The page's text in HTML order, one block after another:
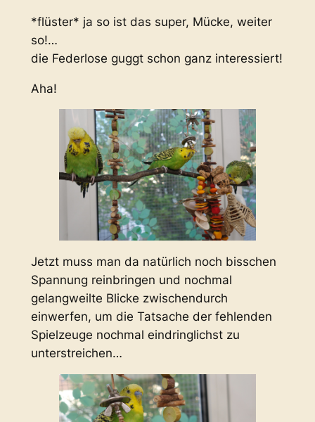
*flüster* ja so ist das super, Mücke, weiter
so!…
die Federlose guggt schon ganz interessiert!
Aha!
Jetzt muss man da natürlich noch bisschen
Spannung reinbringen und nochmal
gelangweilte Blicke zwischendurch
einwerfen, um die Tatsache der fehlenden
Spielzeuge nochmal eindringlichst zu
unterstreichen…